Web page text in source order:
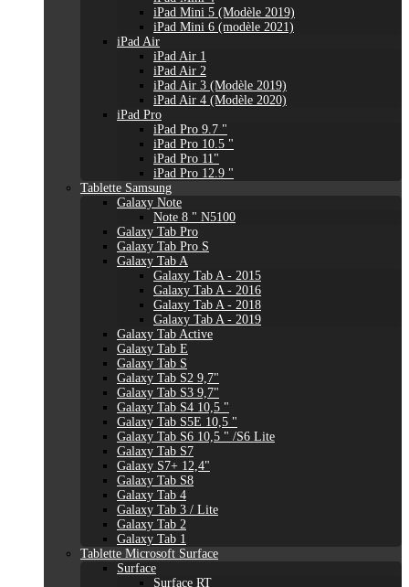
iPad Mini 5 (Modèle 2019)
iPad Mini 6 (modèle 2021)
iPad Air
iPad Air 1
iPad Air 2
iPad Air 3 (Modèle 2019)
iPad Air 4 (Modèle 2020)
iPad Pro
iPad Pro 9.7 "
iPad Pro 10.5 "
iPad Pro 11"
iPad Pro 12.9 "
Tablette Samsung
Galaxy Note
Note 8 " N5100
Galaxy Tab Pro
Galaxy Tab Pro S
Galaxy Tab A
Galaxy Tab A - 2015
Galaxy Tab A - 2016
Galaxy Tab A - 2018
Galaxy Tab A - 2019
Galaxy Tab Active
Galaxy Tab E
Galaxy Tab S
Galaxy Tab S2 9,7"
Galaxy Tab S3 9,7"
Galaxy Tab S4 10,5 "
Galaxy Tab S5E 10,5 "
Galaxy Tab S6 10,5 " /S6 Lite
Galaxy Tab S7
Galaxy S7+ 12,4"
Galaxy Tab S8
Galaxy Tab 4
Galaxy Tab 3 / Lite
Galaxy Tab 2
Galaxy Tab 1
Tablette Microsoft Surface
Surface
Surface RT